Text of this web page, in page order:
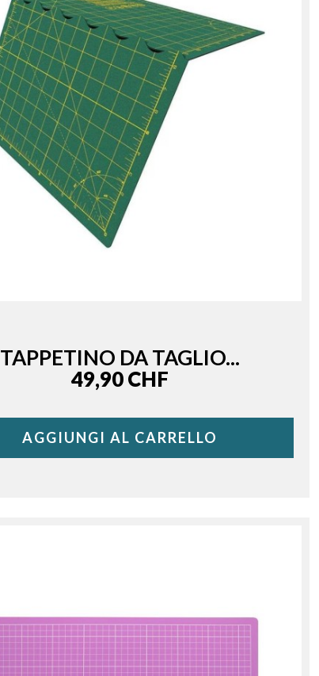
TAPPETINO DA TAGLIO...
Price
49,90 CHF
AGGIUNGI AL CARRELLO